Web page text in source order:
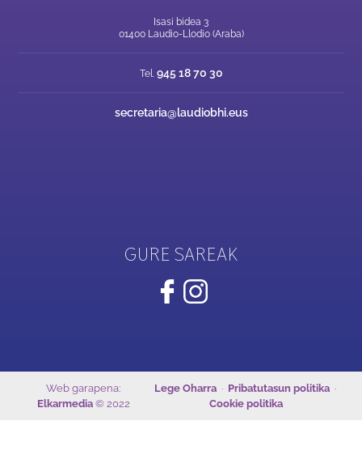
Isasi bidea 3
01400 Laudio-Llodio (Araba)
Tel. 945 18 70 30
secretaria@laudiobhi.eus
GURE SAREAK
Web garapena:
Elkarmedia© 2022
Lege Oharra· Pribatutasun politika·
Cookie politika